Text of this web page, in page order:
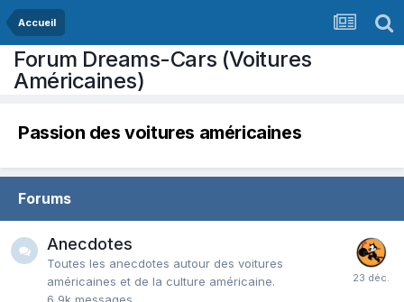
Accueil
Forum Dreams-Cars (Voitures
Américaines)
Passion des voitures américaines
Forums
Anecdotes
Toutes les anecdotes autour des voitures
américaines et de la culture américaine.
6,9k messages